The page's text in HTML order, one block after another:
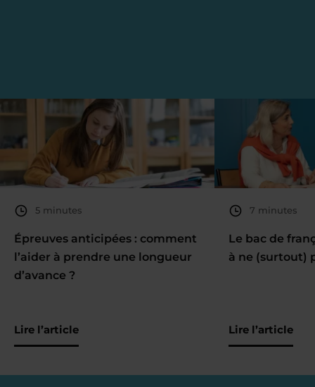
5 minutes
Épreuves anticipées : comment
l’aider à prendre une longueur
d’avance ?
Lire l’article
7 minutes
Le bac de
à ne (surtout)
Lire l’article